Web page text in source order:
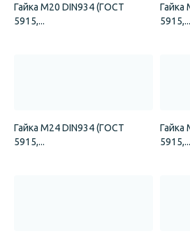
Гайка М20 DIN934 (ГОСТ
5915,...
Гайка
5915,...
Гайка М24 DIN934 (ГОСТ
5915,...
Гайка
5915,...